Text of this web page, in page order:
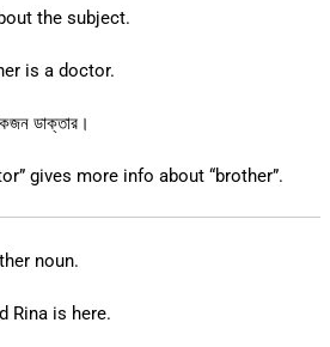
the subject.
is a doctor.
ডাক্তার।
gives more info about “brother”.
noun.
Rina is here.